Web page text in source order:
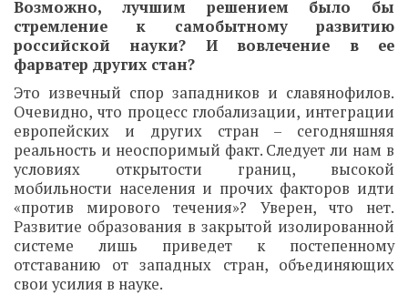
Возможно, лучшим решением было бы
стремление к самобытному развитию
российской науки? И вовлечение в ее
фарватер других стан?
Это извечный спор западников и славянофилов.
Очевидно, что процесс глобализации, интеграции
европейских и других стран – сегодняшняя
реальность и неоспоримый факт. Следует ли нам в
условиях открытости границ, высокой
мобильности населения и прочих факторов идти
«против мирового течения»? Уверен, что нет.
Развитие образования в закрытой изолированной
системе лишь приведет к постепенному
отставанию от западных стран, объединяющих
свои усилия в науке.